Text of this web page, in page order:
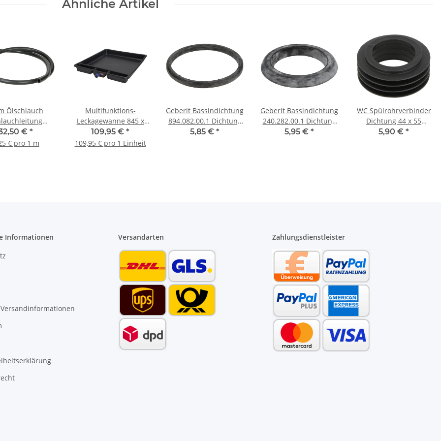
Ähnliche Artikel
Ölschlauch
13,5 x 9,5
Öltank
€ *
€ pro 1 m
Multifunktions-
Leckagewanne 845 x
950 mm mit Siphon
und Ablaufstutzen
109,95 € *
109,95 € pro 1 Einheit
Geberit Bassindichtung
894.082.00.1 Dichtung
für Bassin Bodenventil
5,85 € *
Geberit Bassindichtung
240.282.00.1 Dichtung
für Bassin Bodenventil
5,95 € *
WC Spülrohrverbinder
Dichtung 44 x 55
Spülrohrinnenverbinder
5,90 € *
Informationen Versandarten Zahlungsdienstleister